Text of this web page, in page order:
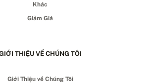
Khác
Giảm Giá
THIỆU VỀ CHÚNG TÔI
Giới Thiệu về Chúng Tôi